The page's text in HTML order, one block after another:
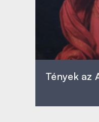
Tények az